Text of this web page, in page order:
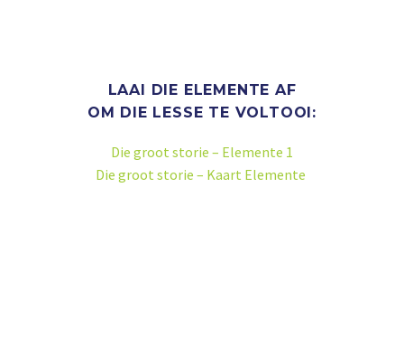
LAAI DIE ELEMENTE AF
OM DIE LESSE TE VOLTOOI:
Die groot storie – Elemente 1
Die groot storie – Kaart Elemente